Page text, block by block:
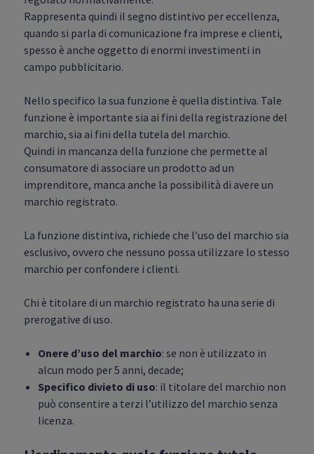
Rappresenta quindi il segno distintivo per eccellenza,
quando si parla di comunicazione fra imprese e clienti,
spesso è anche oggetto di enormi investimenti in
campo pubblicitario.
Nello specifico la sua funzione è quella distintiva. Tale
funzione è importante sia ai fini della registrazione del
marchio, sia ai fini della tutela del marchio.
Quindi in mancanza della funzione che permette al
consumatore di associare un prodotto ad un
imprenditore, manca anche la possibilità di avere un
marchio registrato.
La funzione distintiva, richiede che l’uso del marchio sia
esclusivo, ovvero che nessuno possa utilizzare lo stesso
marchio per confondere i clienti.
Chi è titolare di un marchio registrato ha una serie di
prerogative di uso.
Onere d’uso del marchio: se non è utilizzato in
alcun modo per 5 anni, decade;
Specifico divieto di uso: il titolare del marchio non
può consentire a terzi l’utilizzo del marchio senza
licenza.